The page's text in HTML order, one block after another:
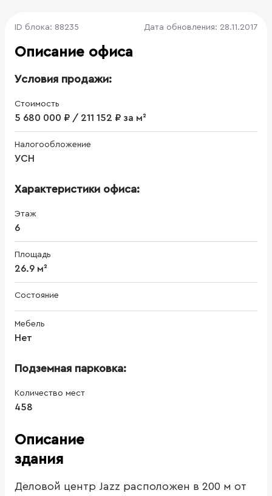
ID блока: 88235 Дата обновления: 28.11.2017
Описание офиса
Условия продажи:
Стоимость
5 680 000 ₽ / 211 152 ₽ за м²
Налогообложение
УСН
Характеристики офиса:
Этаж
6
Площадь
26.9 м²
Состояние
Мебель
Нет
Подземная парковка:
Количество мест
458
Описание
здания
Деловой центр Jazz расположен в 200 м от